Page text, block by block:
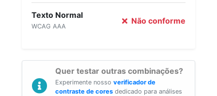
Texto Normal
WCAG AAA
Não conforme
Quer testar outras combinações?
Experimente nosso verificador de
contraste de cores dedicado para análises